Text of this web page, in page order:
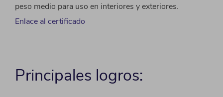
peso medio para uso en interiores y exteriores.
Enlace al certificado
Principales logros: